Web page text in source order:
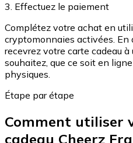
3. Effectuez le paiement
Complétez votre achat en
cryptomonnaies activées. En
recevrez votre carte cadeau
souhaitez, que ce soit en
physiques.
Étape par étape
Comment utiliser
cadeau Cheerz